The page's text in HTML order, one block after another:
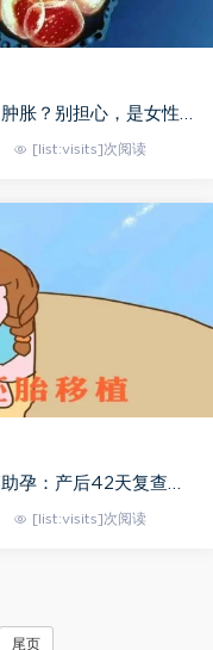
胀？别担心，是女性常
[list:visits]次阅读
孕：产后42天复查要
才能了解身体情况
[list:visits]次阅读
尾页